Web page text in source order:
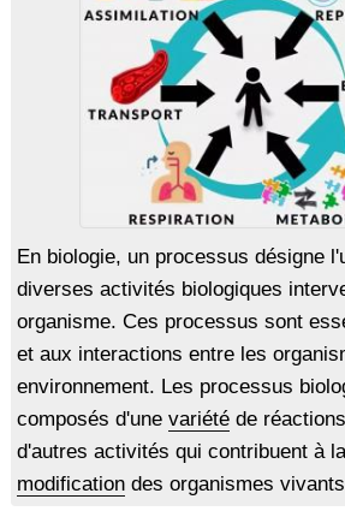
En biologie, un processus désigne
diverses activités biologiques
organisme. Ces processus sont
et aux interactions entre les
environnement. Les processus
composés d'une variétéde réactions
d'autres activités qui contribuent à
modificationdes organismes